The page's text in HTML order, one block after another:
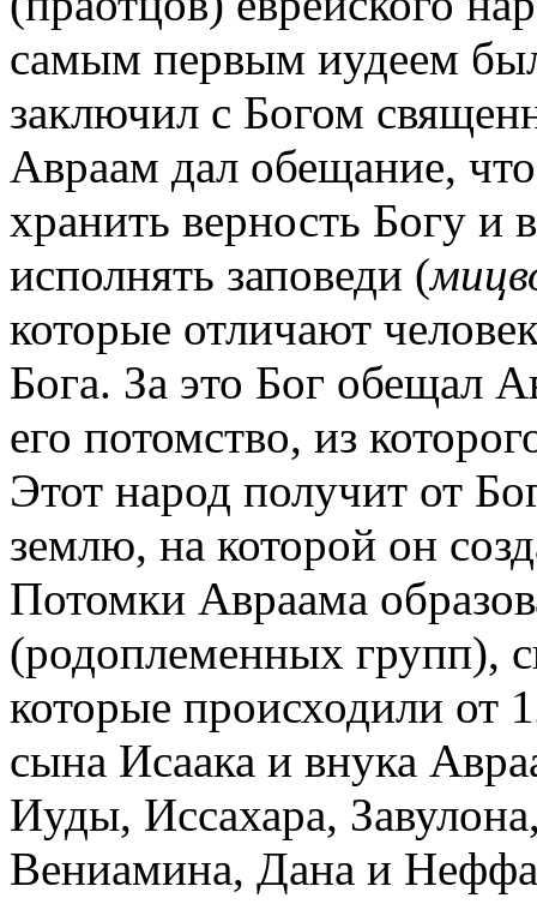
самым первым иудеем
заключил с Богом
Авраам дал обещание,
хранить верность Богу и
исполнять заповеди (
которые отличают
Бога. За это Бог обещал
его потомство, из
Этот народ получит от
землю, на которой он
Потомки Авраама
(родоплеменных групп),
которые происходили от
сына Исаака и внука
Иуды, Иссахара,
Вениамина, Дана и